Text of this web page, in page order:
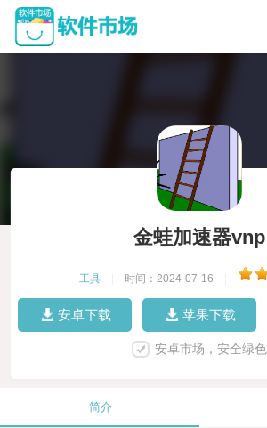
金蛙加速器vnp
工具 时间：2024-07-16
安卓下载 苹果下载
安卓市场，安全绿色
简介